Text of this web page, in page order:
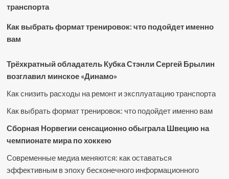
транспорта
Как выбрать формат тренировок: что подойдет именно
вам
Трёхкратный обладатель Кубка Стэнли Сергей Брылин
возглавил минское «Динамо»
Как снизить расходы на ремонт и эксплуатацию транспорта
Как выбрать формат тренировок: что подойдет именно вам
Сборная Норвегии сенсационно обыграла Швецию на
чемпионате мира по хоккею
Современные медиа меняются: как оставаться
эффективным в эпоху бесконечного информационного